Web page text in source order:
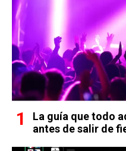
La guía que todo
antes de salir de